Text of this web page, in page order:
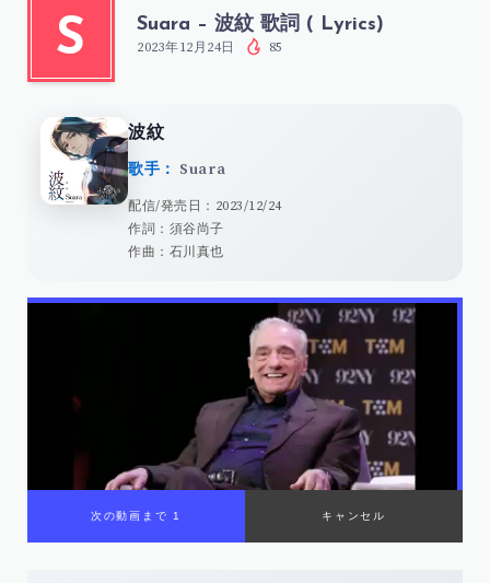
S Suara – 波紋 歌詞 ( Lyrics)
2023年12月24日 85
波紋
歌手： Suara
配信/発売日：2023/12/24
作詞：須谷尚子
作曲：石川真也
次の動画まで 1 キャンセル